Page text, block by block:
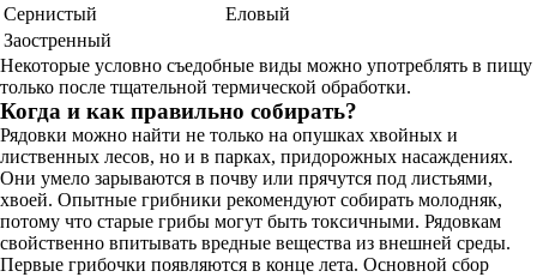
Сернистый
Еловый
Заостренный
Некоторые условно съедобные виды можно употреблять в пищу
только после тщательной термической обработки.
Когда и как правильно собирать?
Рядовки можно найти не только на опушках хвойных и
лиственных лесов, но и в парках, придорожных насаждениях.
Они умело зарываются в почву или прячутся под листьями,
хвоей. Опытные грибники рекомендуют собирать молодняк,
потому что старые грибы могут быть токсичными. Рядовкам
свойственно впитывать вредные вещества из внешней среды.
Первые грибочки появляются в конце лета. Основной сбор